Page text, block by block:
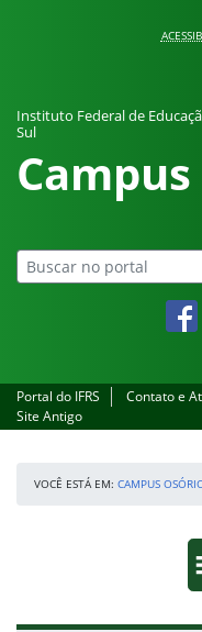
Instituto Federal de
Sul
Portal do IFRS Contato e
Site Antigo
VOCÊ ESTÁ EM: CAMPUS